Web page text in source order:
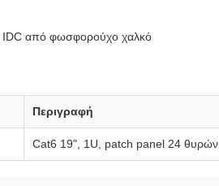
IDC από φωσφορούχο χαλκό
Περιγραφή
Cat6 19", 1U, patch panel 24 θυρών